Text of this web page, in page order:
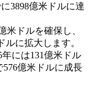
3898億米ドルに達
米ドルを確保し、
ルに拡大します。
年には131億米ドル
576億米ドルに成長